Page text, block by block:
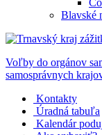
Blavské
Voľby do orgánov
samosprávnych
Kontakty
Úradná tabuľa
Kalendár